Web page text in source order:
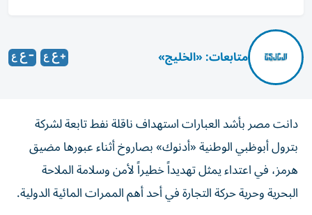
متابعات: «الخليج»
دانت مصر بأشد العبارات استهداف ناقلة نفط تابعة لشركة
بترول أبوظبي الوطنية «أدنوك» بصاروخ أثناء عبورها مضيق
هرمز، في اعتداء يمثل تهديداً خطيراً لأمن وسلامة الملاحة
البحرية وحرية حركة التجارة في أحد أهم الممرات المائية الدولية.